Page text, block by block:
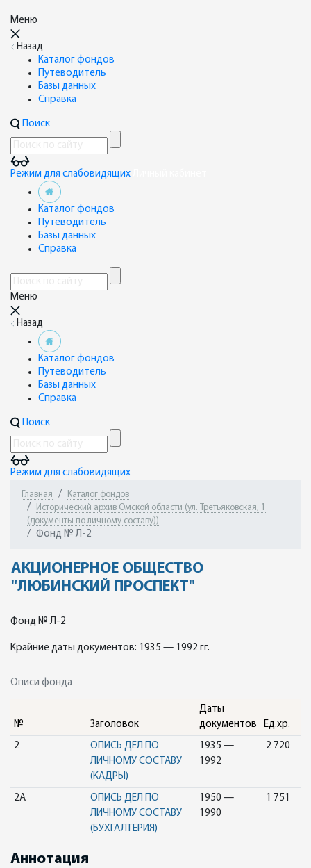
Меню
Назад
Каталог фондов
Путеводитель
Базы данных
Справка
Поиск
Режим для слабовидящих
Каталог фондов
Путеводитель
Базы данных
Справка
Меню
Назад
Каталог фондов
Путеводитель
Базы данных
Справка
Поиск
Режим для слабовидящих
Главная
Каталог фондов
Исторический архив Омской области (ул. Третьяковская, 1
(документы по личному составу))
Фонд № Л-2
АКЦИОНЕРНОЕ ОБЩЕСТВО
"ЛЮБИНСКИЙ ПРОСПЕКТ"
Фонд № Л-2
Крайние даты документов: 1935 — 1992 гг.
Описи фонда
№ Заголовок
Даты
документов
Ед.хр.
2
ОПИСЬ ДЕЛ ПО
ЛИЧНОМУ СОСТАВУ
(КАДРЫ)
1935 —
1992
2 720
2А
ОПИСЬ ДЕЛ ПО
ЛИЧНОМУ СОСТАВУ
(БУХГАЛТЕРИЯ)
1950 —
1990
1 751
Аннотация